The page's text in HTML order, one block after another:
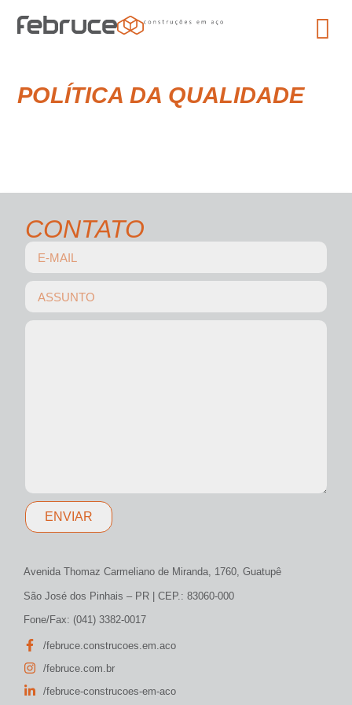
POLÍTICA DA QUALIDADE
CONTATO
ENVIAR
Avenida Thomaz Carmeliano de Miranda, 1760, Guatupê
São José dos Pinhais – PR | CEP.: 83060-000
Fone/Fax: (041) 3382-0017
/februce.construcoes.em.aco
/februce.com.br
/februce-construcoes-em-aco